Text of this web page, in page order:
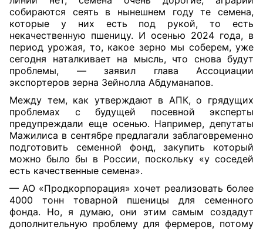
собираются сеять в нынешнем году те семена,
которые у них есть под рукой, то есть
некачественную пшеницу. И осенью 2024 года, в
период урожая, то, какое зерно мы соберем, уже
сегодня наталкивает на мысль, что снова будут
проблемы, — заявил глава Ассоциации
экспортеров зерна Зейнолла Абдуманапов.
Между тем, как утверждают в АПК, о грядущих
проблемах с будущей посевной эксперты
предупреждали еще осенью. Например, депутаты
Мажилиса в сентябре предлагали заблаговременно
подготовить семенной фонд, закупить который
можно было бы в России, поскольку «у соседей
есть качественные семена».
— АО «Продкорпорация» хочет реализовать более
4000 тонн товарной пшеницы для семенного
фонда. Но, я думаю, они этим самым создадут
дополнительную проблему для фермеров, потому